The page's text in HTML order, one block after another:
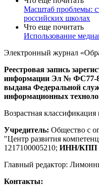
Масштаб проблемы:
российских школах
Что еще почитать
Использование
Электронный журнал
Реестровая запись
информации Эл № ФС77-
выдана Федеральной
информационных
Возрастная
Учредитель: Общество с
"Центр развития
1217100005210; ИНН/КПП
Главный редактор:
Контакты: